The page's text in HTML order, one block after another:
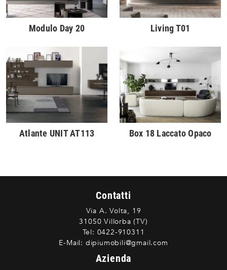
Modulo Day 20 Living T01
Atlante UNIT AT113 Box 18 Laccato Opaco
Contatti
Via A. Volta, 19
31050 Villorba (TV)
Tel: 0422-910311
E-Mail: dipiumobili@gmail.com
Azienda